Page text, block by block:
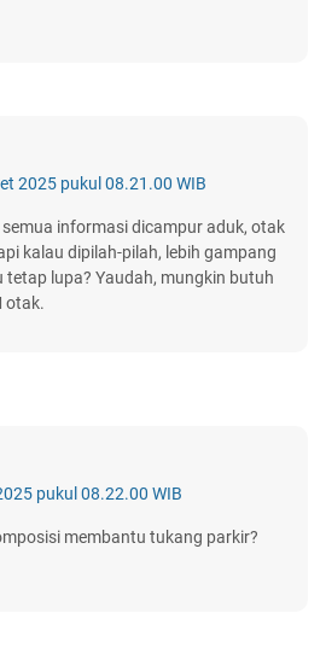
2025 pukul 08.21.00 WIB
informasi dicampur aduk, otak
kalau dipilah-pilah, lebih gampang
tetap lupa? Yaudah, mungkin butuh
otak.
pukul 08.22.00 WIB
membantu tukang parkir?